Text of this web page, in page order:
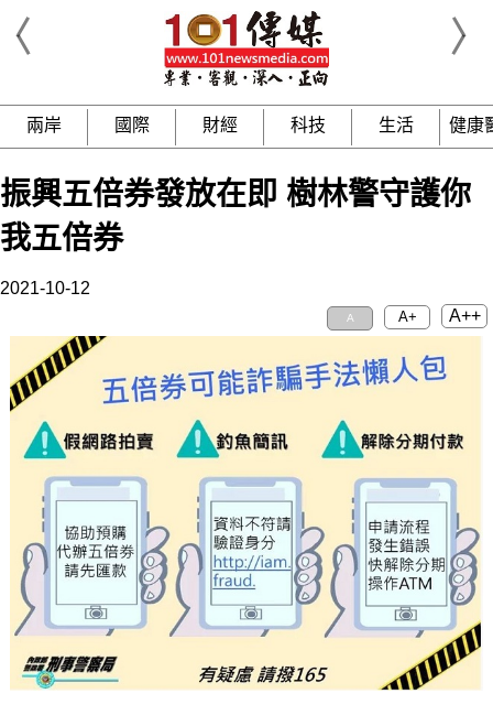
兩岸 國際 財經 科技 生活 健康
振興五倍券發放在即 樹林警守護你
我五倍券
2021-10-12
A A+ A++